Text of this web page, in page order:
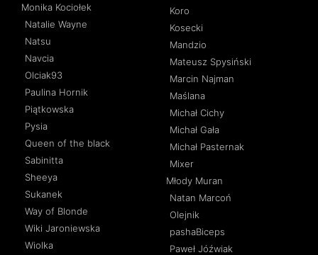
Monika Kociołek
Natalie Wayne
Natsu
Navcia
Olciak93
Paulina Hornik
Piątkowska
Pysia
Queen of the black
Sabinitta
Sheeya
Sukanek
Way of Blonde
Wiki Jaroniewska
Wiolka
Koro
Kosecki
Mandzio
Mateusz Spysiński
Marcin Najman
Maślana
Michał Cichy
Michał Gała
Michał Pasternak
Mixer
Młody Muran
Natan Marcoń
Olejnik
pashaBiceps
Paweł Jóźwiak